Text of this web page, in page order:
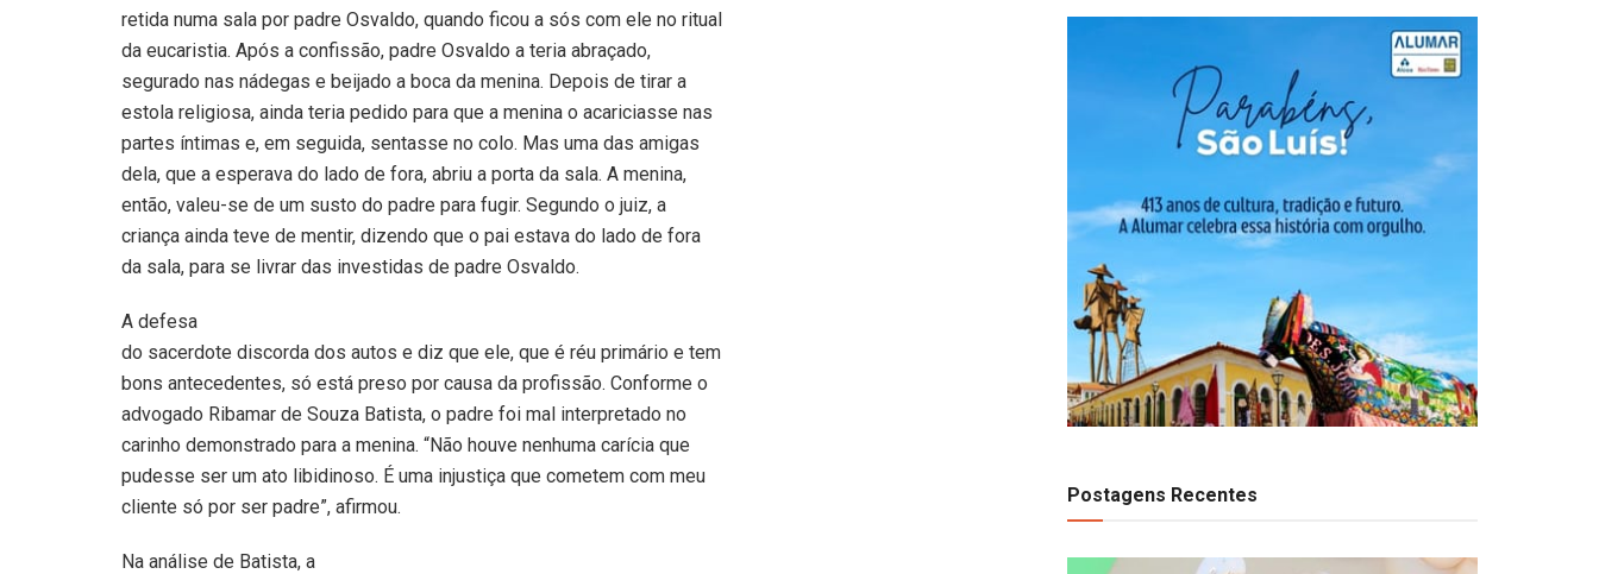
retida numa sala por padre Osvaldo, quando ficou a sós com ele no ritual
da eucaristia. Após a confissão, padre Osvaldo a teria abraçado,
segurado nas nádegas e beijado a boca da menina. Depois de tirar a
estola religiosa, ainda teria pedido para que a menina o acariciasse nas
partes íntimas e, em seguida, sentasse no colo. Mas uma das amigas
dela, que a esperava do lado de fora, abriu a porta da sala. A menina,
então, valeu-se de um susto do padre para fugir. Segundo o juiz, a
criança ainda teve de mentir, dizendo que o pai estava do lado de fora
da sala, para se livrar das investidas de padre Osvaldo.
A defesa
do sacerdote discorda dos autos e diz que ele, que é réu primário e tem
bons antecedentes, só está preso por causa da profissão. Conforme o
advogado Ribamar de Souza Batista, o padre foi mal interpretado no
carinho demonstrado para a menina. “Não houve nenhuma carícia que
pudesse ser um ato libidinoso. É uma injustiça que cometem com meu
cliente só por ser padre”, afirmou.
Na análise de Batista, a
Postagens Recentes